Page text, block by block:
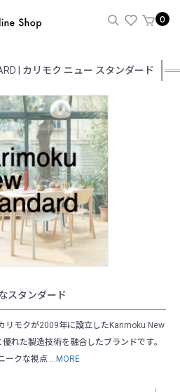
0
| カリモク ニュー スタンダード
スタンダード
リモクが2009年に設立したKarimoku New
れた製造技術を融合したブランドです｡
ークな視点 ...MORE